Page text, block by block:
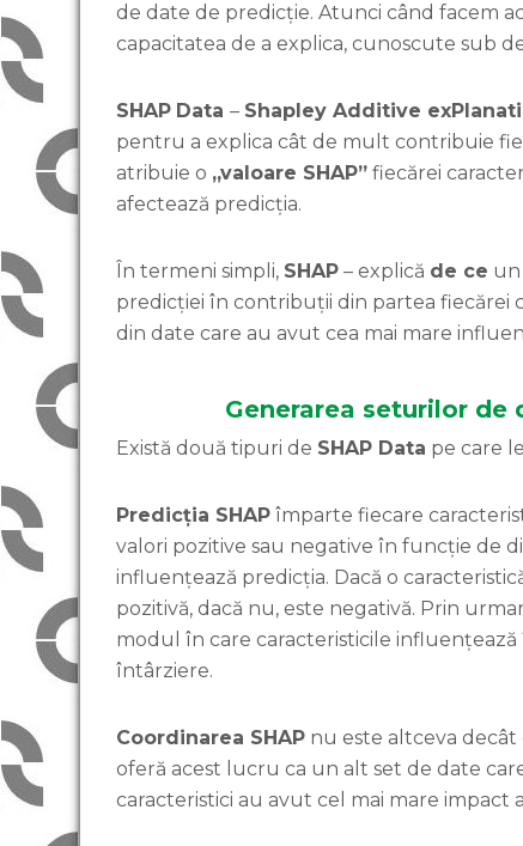
de date de predicție. Atunci când facem
capacitatea de a explica, cunoscute sub
SHAP Data – Shapley Additive
pentru a explica cât de mult contribuie
atribuie o „valoare SHAP” fiecărei
afectează predicția.
În termeni simpli, SHAP – explică de ce un
predicției în contribuții din partea fiecărei
din date care au avut cea mai mare
Generarea seturilor
Există două tipuri de SHAP Data pe care
Predicția SHAP împarte fiecare
valori pozitive sau negative în funcție de
influențează predicția. Dacă o
pozitivă, dacă nu, este negativă. Prin
modul în care caracteristicile
întârziere.
Coordinarea SHAP nu este altceva decât
oferă acest lucru ca un alt set de date
caracteristici au avut cel mai mare impact